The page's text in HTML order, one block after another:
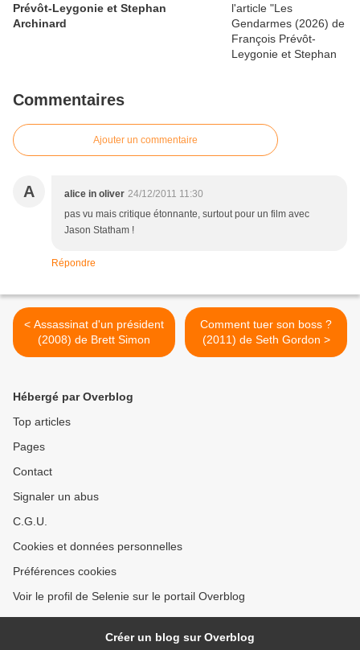
Prévôt-Leygonie et Stephan
Archinard
Commentaires
Ajouter un commentaire
A alice in oliver 24/12/2011 11:30
pas vu mais critique étonnante, surtout pour un film avec
Jason Statham !
Répondre
< Assassinat d'un président
(2008) de Brett Simon
Comment tuer son boss ?
(2011) de Seth Gordon >
Hébergé par Overblog
Top articles
Pages
Contact
Signaler un abus
C.G.U.
Cookies et données personnelles
Préférences cookies
Voir le profil de Selenie sur le portail Overblog
Créer un blog sur Overblog